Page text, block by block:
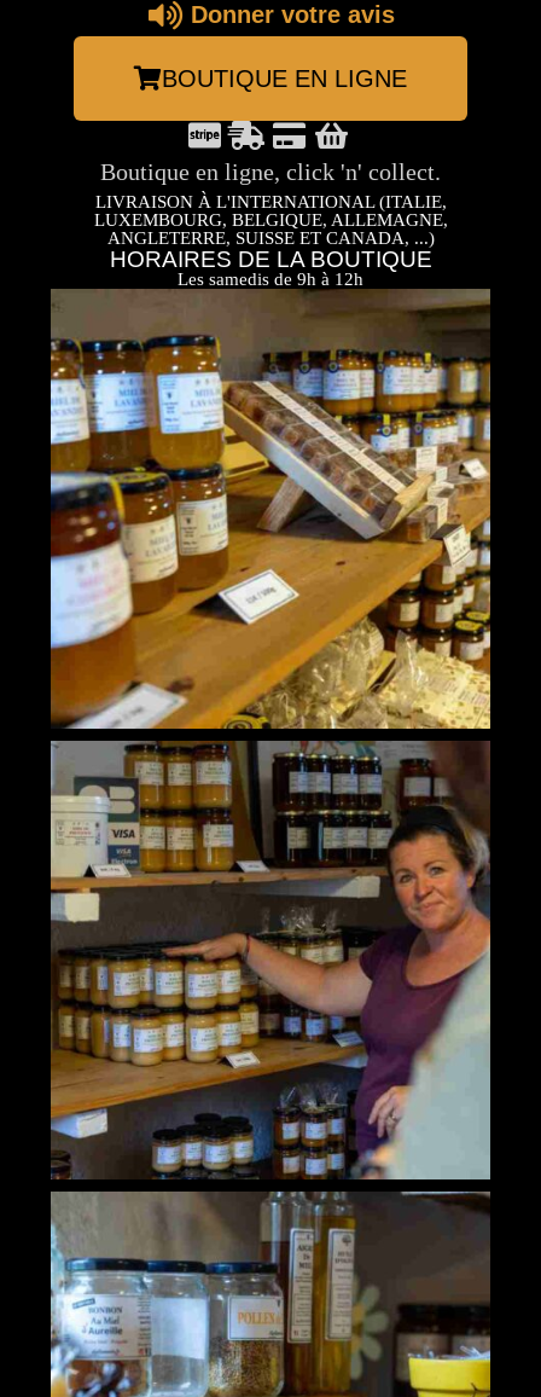
Donner votre avis
BOUTIQUE EN LIGNE
Boutique en ligne, click 'n' collect.
LIVRAISON À L'INTERNATIONAL (ITALIE,
LUXEMBOURG, BELGIQUE, ALLEMAGNE,
ANGLETERRE, SUISSE ET CANADA, ...)
HORAIRES DE LA BOUTIQUE
Les samedis de 9h à 12h